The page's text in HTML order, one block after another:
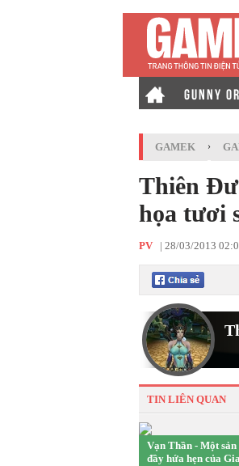
GUNNY
GAMEK ›
Thiên
họa tươi
PV | 28/03/2013
TIN LIÊN QUAN
Vạn Thần - Một sản
đầy hứa hẹn của